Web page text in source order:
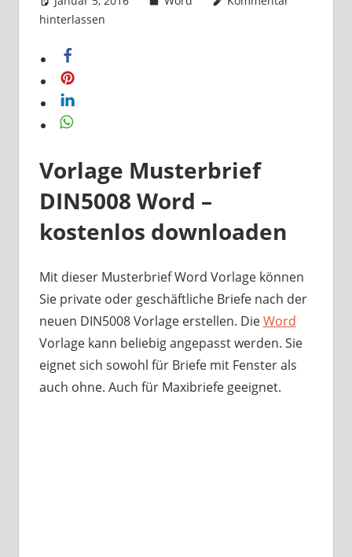
hinterlassen
Vorlage Musterbrief
DIN5008 Word –
kostenlos downloaden
Mit dieser Musterbrief Word Vorlage können
Sie private oder geschäftliche Briefe nach der
neuen DIN5008 Vorlage erstellen. DieWord
Vorlage kann beliebig angepasst werden. Sie
eignet sich sowohl für Briefe mit Fenster als
auch ohne. Auch für Maxibriefe geeignet.